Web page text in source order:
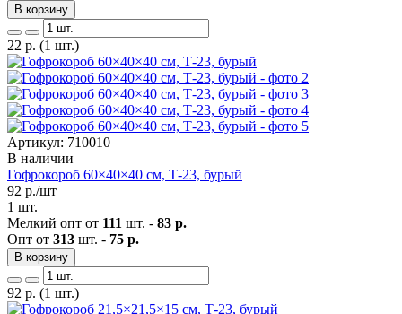
В корзину
22 р. (1 шт.)
Артикул: 710010
В наличии
Гофрокороб 60×40×40 см, Т-23, бурый
92 р./шт
1 шт.
Мелкий опт от 111 шт. - 83 р.
Опт от 313 шт. - 75 р.
В корзину
92 р. (1 шт.)